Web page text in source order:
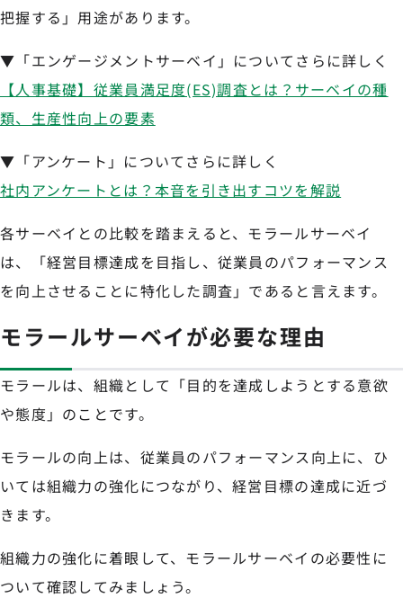
把握する」用途があります。
▼「エンゲージメントサーベイ」についてさらに詳しく
【人事基礎】従業員満足度(ES)調査とは？サーベイの種
類、生産性向上の要素
▼「アンケート」についてさらに詳しく
社内アンケートとは？本音を引き出すコツを解説
各サーベイとの比較を踏まえると、モラールサーベイ
は、「経営目標達成を目指し、従業員のパフォーマンス
を向上させることに特化した調査」であると言えます。
モラールサーベイが必要な理由
モラールは、組織として「目的を達成しようとする意欲
や態度」のことです。
モラールの向上は、従業員のパフォーマンス向上に、ひ
いては組織力の強化につながり、経営目標の達成に近づ
きます。
組織力の強化に着眼して、モラールサーベイの必要性に
ついて確認してみましょう。